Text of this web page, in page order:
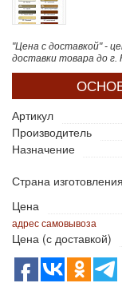
"Цена с доставкой" -
доставки товара до г.
Артикул
Производитель
Назначение
Страна изготовления
Цена
адрес самовывоза
Цена (с доставкой)